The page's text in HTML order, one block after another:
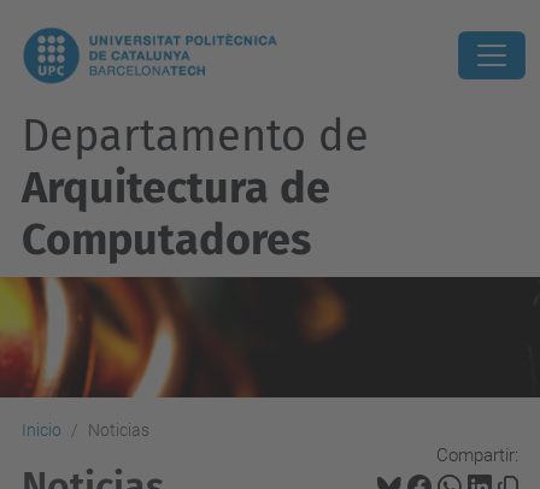
Departamento de
Arquitectura de
Computadores
Inicio Noticias
Compartir: